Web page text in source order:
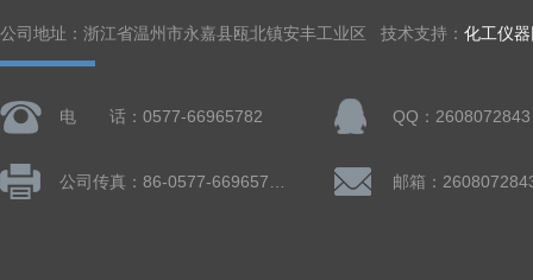
公司地址：浙江省温州市永嘉县瓯北镇安丰工业区 技术支持： 化工仪
电 话：0577-66965782 QQ：2608072843
邮箱：